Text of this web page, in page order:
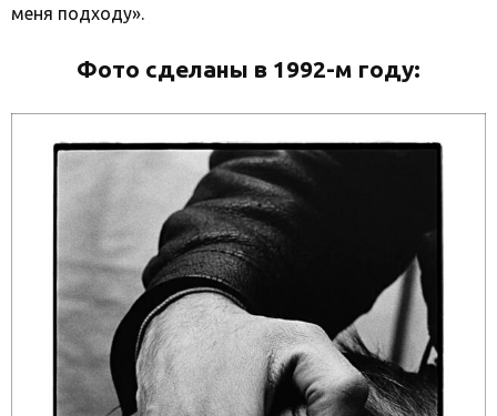
меня подходу».
Фото сделаны в 1992-м году: